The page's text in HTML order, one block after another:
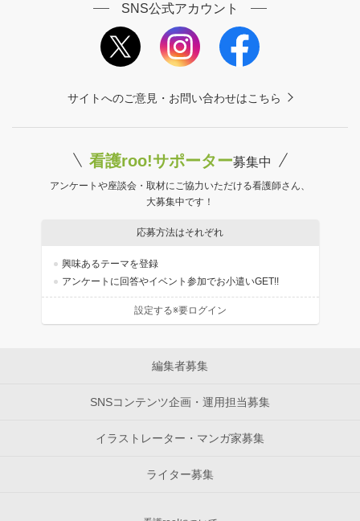
SNS公式アカウント
サイトへのご意見・お問い合わせはこちら
看護roo!サポーター募集中
アンケートや座談会・取材にご協力いただける看護師さん、
大募集中です！
応募方法はそれぞれ
興味あるテーマを登録
アンケートに回答やイベント参加でお小遣いGET!!
設定する※要ログイン
編集者募集
SNSコンテンツ企画・運用担当募集
イラストレーター・マンガ家募集
ライター募集